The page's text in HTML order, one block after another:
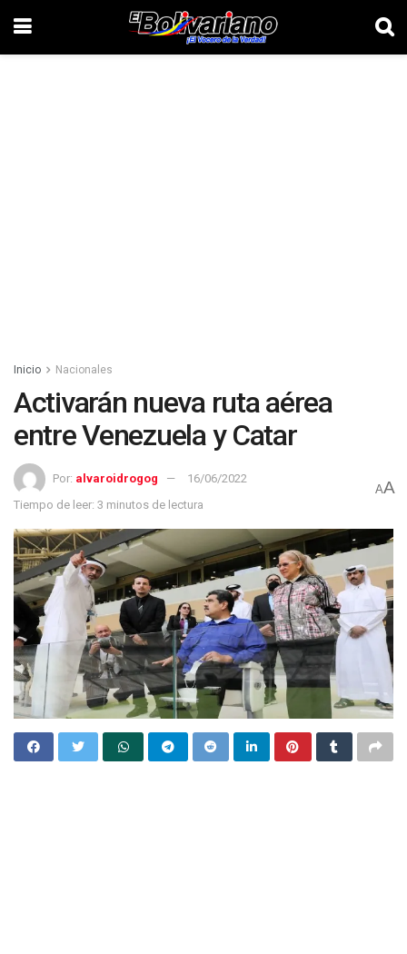
Inicio Nacionales
Activarán nueva ruta aérea
entre Venezuela y Catar
Por: alvaroidrogog
16/06/2022
Tiempo de leer: 3 minutos de lectura
AA